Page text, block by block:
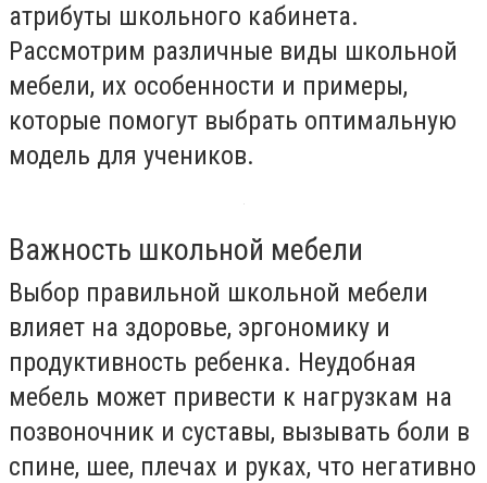
атрибуты школьного кабинета.
Рассмотрим различные виды школьной
мебели, их особенности и примеры,
которые помогут выбрать оптимальную
модель для учеников.
Важность школьной мебели
Выбор правильной школьной мебели
влияет на здоровье, эргономику и
продуктивность ребенка. Неудобная
мебель может привести к нагрузкам на
позвоночник и суставы, вызывать боли в
спине, шее, плечах и руках, что негативно